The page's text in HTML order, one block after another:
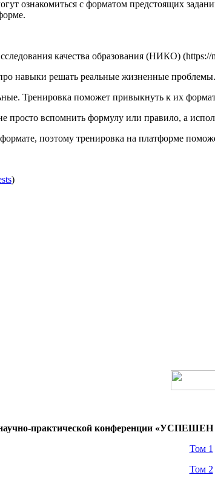
ознакомиться с форматом предстоящих
качества образования (НИКО)
навыки решать реальные жизненные проблемы.
Тренировка поможет привыкнуть к их
вспомнить формулу или правило, а
поэтому тренировка на платформе
)
практической конференции
Том 1
Том 2